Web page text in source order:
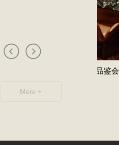
More +
香港兰桂坊雪茄品鉴